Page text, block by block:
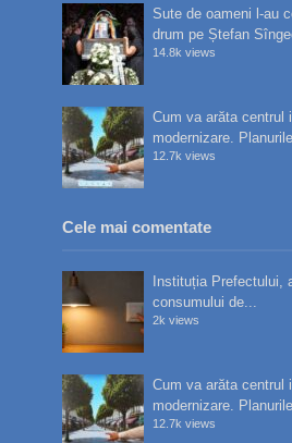
Sute de oameni l-au
drum pe Ștefan
14.8k views
Cum va arăta centrul
modernizare.
12.7k views
Cele mai comentate
Instituția Prefectului,
consumului de...
2k views
Cum va arăta centrul
modernizare.
12.7k views